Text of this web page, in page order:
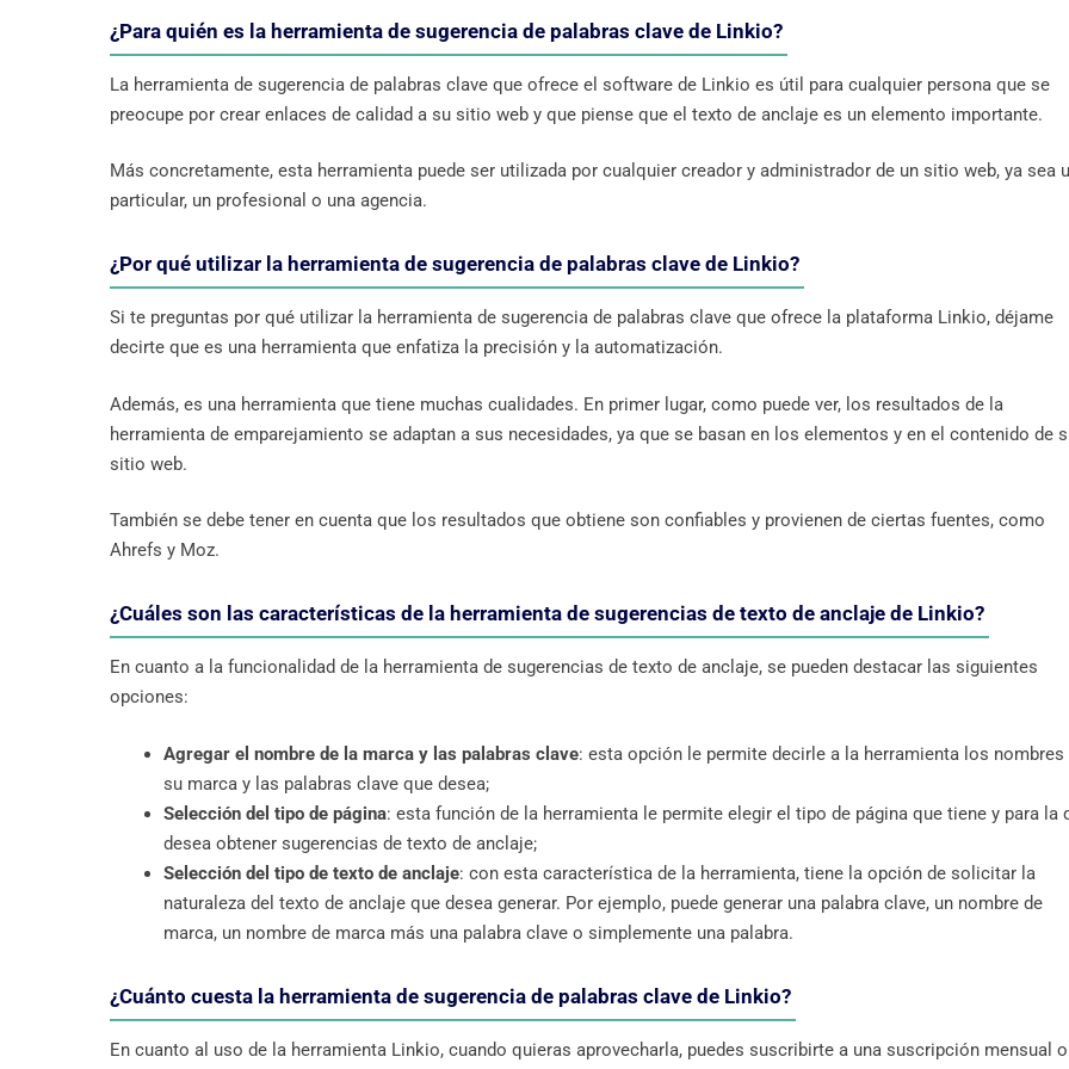
¿Para quién es la herramienta de sugerencia de palabras clave de Linkio?
La herramienta de sugerencia de palabras clave que ofrece el software de Linkio es útil para cualquier persona que se
preocupe por crear enlaces de calidad a su sitio web y que piense que el texto de anclaje es un elemento importante.
Más concretamente, esta herramienta puede ser utilizada por cualquier creador y administrador de un sitio web, ya sea
particular, un profesional o una agencia.
¿Por qué utilizar la herramienta de sugerencia de palabras clave de Linkio?
Si te preguntas por qué utilizar la herramienta de sugerencia de palabras clave que ofrece la plataforma Linkio, déjame
decirte que es una herramienta que enfatiza la precisión y la automatización.
Además, es una herramienta que tiene muchas cualidades. En primer lugar, como puede ver, los resultados de la
herramienta de emparejamiento se adaptan a sus necesidades, ya que se basan en los elementos y en el contenido de
sitio web.
También se debe tener en cuenta que los resultados que obtiene son confiables y provienen de ciertas fuentes, como
Ahrefs y Moz.
¿Cuáles son las características de la herramienta de sugerencias de texto de anclaje de Linkio?
En cuanto a la funcionalidad de la herramienta de sugerencias de texto de anclaje, se pueden destacar las siguientes
opciones:
Agregar el nombre de la marca y las palabras clave: esta opción le permite decirle a la herramienta los nombres
su marca y las palabras clave que desea;
Selección del tipo de página: esta función de la herramienta le permite elegir el tipo de página que tiene y para la
desea obtener sugerencias de texto de anclaje;
Selección del tipo de texto de anclaje: con esta característica de la herramienta, tiene la opción de solicitar la
naturaleza del texto de anclaje que desea generar. Por ejemplo, puede generar una palabra clave, un nombre de
marca, un nombre de marca más una palabra clave o simplemente una palabra.
¿Cuánto cuesta la herramienta de sugerencia de palabras clave de Linkio?
En cuanto al uso de la herramienta Linkio, cuando quieras aprovecharla, puedes suscribirte a una suscripción mensual o